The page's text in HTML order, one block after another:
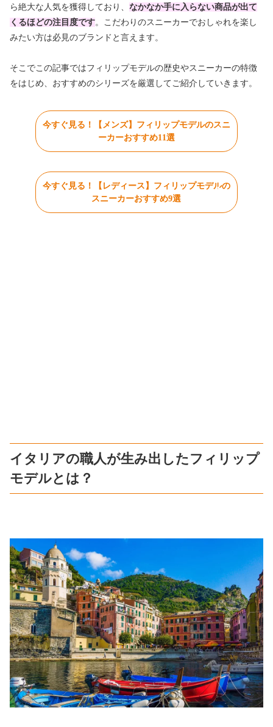
ら絶大な人気を獲得しており、 なかなか手に入らない商品が出て
くるほどの注目度です。こだわりのスニーカーでおしゃれを楽し
みたい方は必見のブランドと言えます。
そこでこの記事ではフィリップモデルの歴史やスニーカーの特徴
をはじめ、おすすめのシリーズを厳選してご紹介していきます。
今すぐ見る！【メンズ】フィリップモデルのスニ
ーカーおすすめ11選
今すぐ見る！【レディース】フィリップモデルの
スニーカーおすすめ9選
イタリアの職人が生み出したフィリップ
モデルとは？